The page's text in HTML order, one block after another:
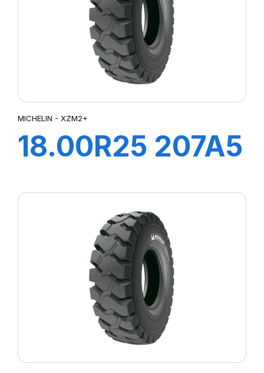
MICHELIN - XZM2+
18.00R25 207A5